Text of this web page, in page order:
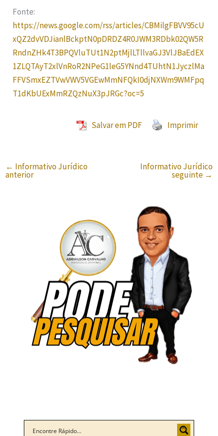
Fonte:
https://news.google.com/rss/articles/CBMilgFBVV95cU
xQZ2dvVDJianlBckptN0pDRDZ4R0JWM3RDbk02QW5R
RndnZHk4T3BPQVluTUt1N2ptMjlLTllvaGJ3VlJBaEdEX
1ZLQTAyT2xlVnRoR2NPeG1leG5YNnd4TUhtN1JyczlMa
FFVSmxEZTVwVWV5VGEwMmNFQkI0djNXWm9WMFpq
T1dKbUExMmRZQzNuX3pJRGc?oc=5
Salvar em PDF Imprimir
← Informativo Jurídico
anterior
Informativo Jurídico
seguinte →